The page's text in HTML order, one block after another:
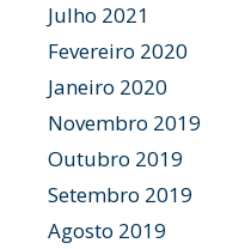
Julho 2021
Fevereiro 2020
Janeiro 2020
Novembro 2019
Outubro 2019
Setembro 2019
Agosto 2019